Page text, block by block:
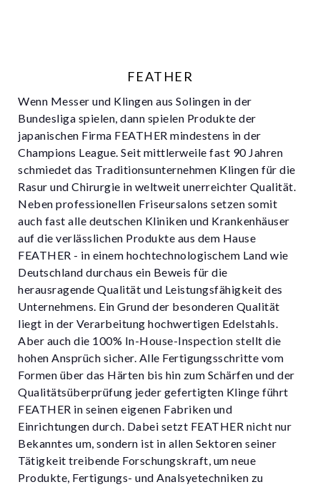
FEATHER
Wenn Messer und Klingen aus Solingen in der
Bundesliga spielen, dann spielen Produkte der
japanischen Firma FEATHER mindestens in der
Champions League. Seit mittlerweile fast 90 Jahren
schmiedet das Traditionsunternehmen Klingen für die
Rasur und Chirurgie in weltweit unerreichter Qualität.
Neben professionellen Friseursalons setzen somit
auch fast alle deutschen Kliniken und Krankenhäuser
auf die verlässlichen Produkte aus dem Hause
FEATHER - in einem hochtechnologischem Land wie
Deutschland durchaus ein Beweis für die
herausragende Qualität und Leistungsfähigkeit des
Unternehmens. Ein Grund der besonderen Qualität
liegt in der Verarbeitung hochwertigen Edelstahls.
Aber auch die 100% In-House-Inspection stellt die
hohen Ansprüch sicher. Alle Fertigungsschritte vom
Formen über das Härten bis hin zum Schärfen und der
Qualitätsüberprüfung jeder gefertigten Klinge führt
FEATHER in seinen eigenen Fabriken und
Einrichtungen durch. Dabei setzt FEATHER nicht nur
Bekanntes um, sondern ist in allen Sektoren seiner
Tätigkeit treibende Forschungskraft, um neue
Produkte, Fertigungs- und Analsyetechniken zu